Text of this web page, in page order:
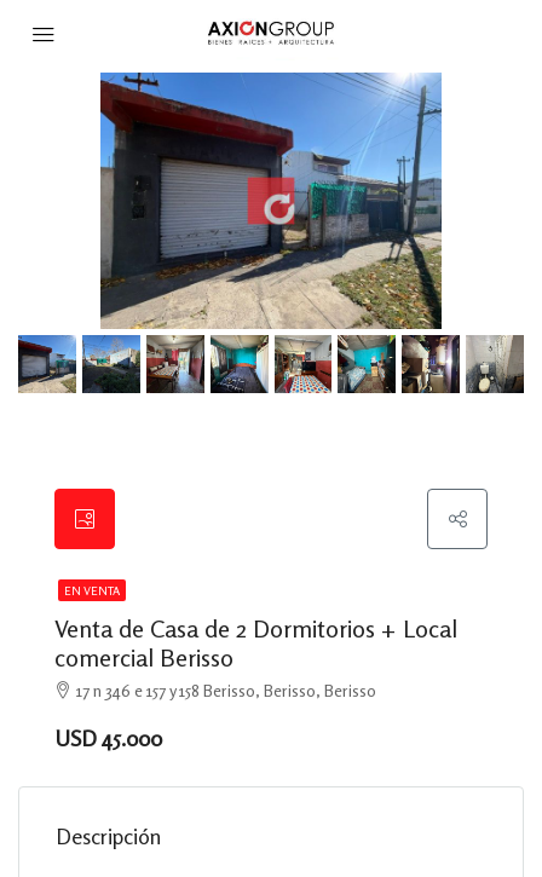
EN VENTA
Venta de Casa de 2 Dormitorios + Local
comercial Berisso
17 n 346 e 157 y 158 Berisso, Berisso, Berisso
USD 45.000
Descripción